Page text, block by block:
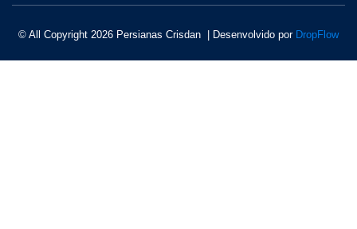
© All Copyright 2026 Persianas Crisdan | Desenvolvido por DropFlow